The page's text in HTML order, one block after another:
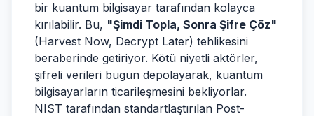
bir kuantum bilgisayar tarafından kolayca
kırılabilir. Bu, "Şimdi Topla, Sonra Şifre Çöz"
(Harvest Now, Decrypt Later) tehlikesini
beraberinde getiriyor. Kötü niyetli aktörler,
şifreli verileri bugün depolayarak, kuantum
bilgisayarların ticarileşmesini bekliyorlar.
NIST tarafından standartlaştırılan Post-